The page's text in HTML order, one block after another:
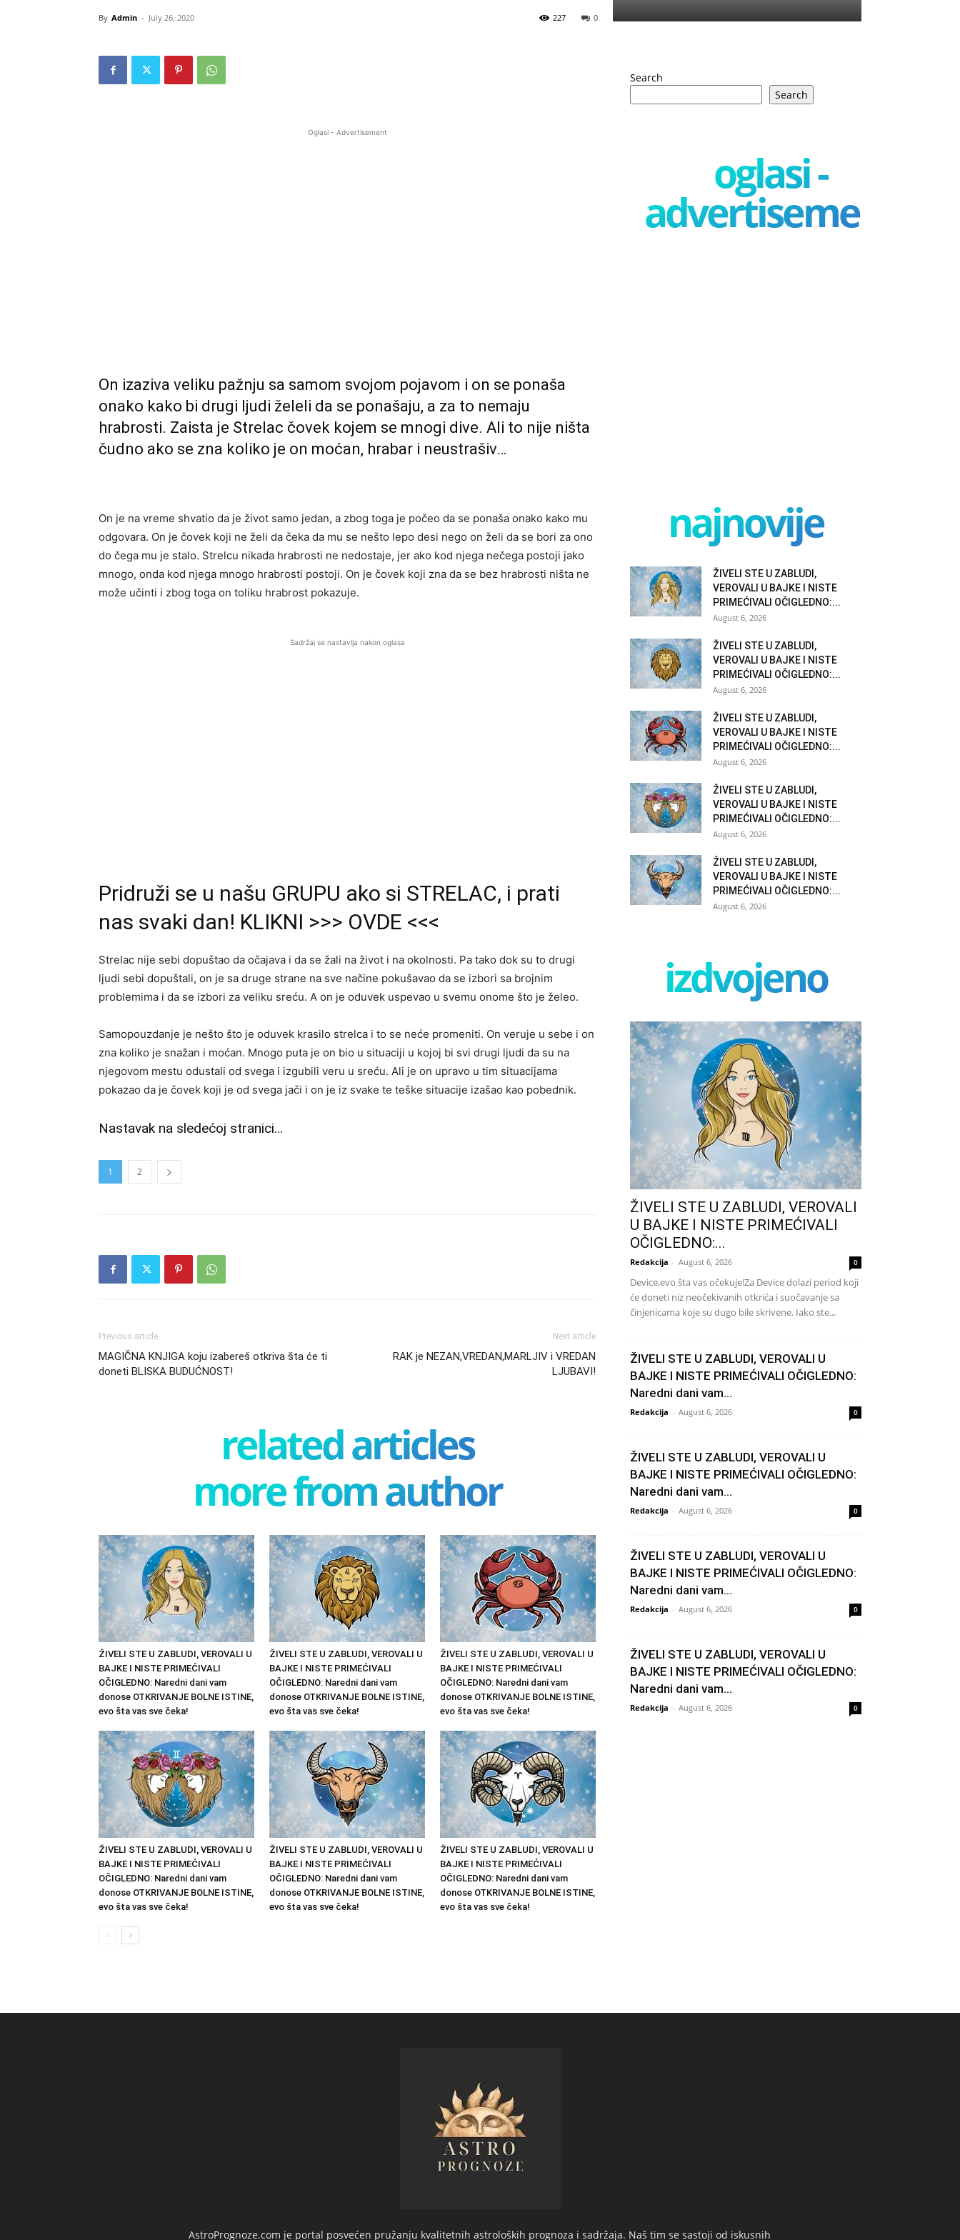
By Admin - July 26, 2020 0
227
Oglasi - Advertisement
On izaziva veliku pažnju sa samom svojom pojavom i on se ponaša
onako kako bi drugi ljudi želeli da se ponašaju, a za to nemaju
hrabrosti. Zaista je Strelac čovek kojem se mnogi dive. Ali to nije ništa
čudno ako se zna koliko je on moćan, hrabar i neustrašiv…
On je na vreme shvatio da je život samo jedan, a zbog toga je počeo da se ponaša onako kako mu
odgovara. On je čovek koji ne želi da čeka da mu se nešto lepo desi nego on želi da se bori za ono
do čega mu je stalo. Strelcu nikada hrabrosti ne nedostaje, jer ako kod njega nečega postoji jako
mnogo, onda kod njega mnogo hrabrosti postoji. On je čovek koji zna da se bez hrabrosti ništa ne
može učinti i zbog toga on toliku hrabrost pokazuje.
Sadržaj se nastavlja nakon oglasa
Pridruži se u našu GRUPU ako si STRELAC, i prati
nas svaki dan! KLIKNI >>> OVDE <<<
Strelac nije sebi dopuštao da očajava i da se žali na život i na okolnosti. Pa tako dok su to drugi
ljudi sebi dopuštali, on je sa druge strane na sve načine pokušavao da se izbori sa brojnim
problemima i da se izbori za veliku sreću. A on je oduvek uspevao u svemu onome što je želeo.
Samopouzdanje je nešto što je oduvek krasilo strelca i to se neće promeniti. On veruje u sebe i on
zna koliko je snažan i moćan. Mnogo puta je on bio u situaciji u kojoj bi svi drugi ljudi da su na
njegovom mestu odustali od svega i izgubili veru u sreću. Ali je on upravo u tim situacijama
pokazao da je čovek koji je od svega jači i on je iz svake te teške situacije izašao kao pobednik.
Nastavak na sledećoj stranici…
1 2
Previous article
MAGIČNA KNJIGA koju izabereš otkriva šta će ti
doneti BLISKA BUDUĆNOST!
Next article
RAK je NEZAN,VREDAN,MARLJIV i VREDAN
LJUBAVI!
related articles
more from author
ŽIVELI STE U ZABLUDI, VEROVALI U
BAJKE I NISTE PRIMEĆIVALI
OČIGLEDNO: Naredni dani vam
donose OTKRIVANJE BOLNE ISTINE,
evo šta vas sve čeka!
ŽIVELI STE U ZABLUDI, VEROVALI U
BAJKE I NISTE PRIMEĆIVALI
OČIGLEDNO: Naredni dani vam
donose OTKRIVANJE BOLNE ISTINE,
evo šta vas sve čeka!
ŽIVELI STE U ZABLUDI, VEROVALI U
BAJKE I NISTE PRIMEĆIVALI
OČIGLEDNO: Naredni dani vam
donose OTKRIVANJE BOLNE ISTINE,
evo šta vas sve čeka!
ŽIVELI STE U ZABLUDI, VEROVALI U
BAJKE I NISTE PRIMEĆIVALI
OČIGLEDNO: Naredni dani vam
donose OTKRIVANJE BOLNE ISTINE,
evo šta vas sve čeka!
ŽIVELI STE U ZABLUDI, VEROVALI U
BAJKE I NISTE PRIMEĆIVALI
OČIGLEDNO: Naredni dani vam
donose OTKRIVANJE BOLNE ISTINE,
evo šta vas sve čeka!
ŽIVELI STE U ZABLUDI, VEROVALI U
BAJKE I NISTE PRIMEĆIVALI
OČIGLEDNO: Naredni dani vam
donose OTKRIVANJE BOLNE ISTINE,
evo šta vas sve čeka!
Search
Search
oglasi -
advertisement
najnovije
ŽIVELI STE U ZABLUDI,
VEROVALI U BAJKE I NISTE
PRIMEĆIVALI OČIGLEDNO:...
August 6, 2026
ŽIVELI STE U ZABLUDI,
VEROVALI U BAJKE I NISTE
PRIMEĆIVALI OČIGLEDNO:...
August 6, 2026
ŽIVELI STE U ZABLUDI,
VEROVALI U BAJKE I NISTE
PRIMEĆIVALI OČIGLEDNO:...
August 6, 2026
ŽIVELI STE U ZABLUDI,
VEROVALI U BAJKE I NISTE
PRIMEĆIVALI OČIGLEDNO:...
August 6, 2026
ŽIVELI STE U ZABLUDI,
VEROVALI U BAJKE I NISTE
PRIMEĆIVALI OČIGLEDNO:...
August 6, 2026
izdvojeno
ŽIVELI STE U ZABLUDI, VEROVALI
U BAJKE I NISTE PRIMEĆIVALI
OČIGLEDNO:...
Redakcija - August 6, 2026 0
Device,evo šta vas očekuje!Za Device dolazi period koji
će doneti niz neočekivanih otkrića i suočavanje sa
činjenicama koje su dugo bile skrivene. Iako ste...
ŽIVELI STE U ZABLUDI, VEROVALI U
BAJKE I NISTE PRIMEĆIVALI OČIGLEDNO:
Naredni dani vam...
Redakcija - August 6, 2026 0
ŽIVELI STE U ZABLUDI, VEROVALI U
BAJKE I NISTE PRIMEĆIVALI OČIGLEDNO:
Naredni dani vam...
Redakcija - August 6, 2026 0
ŽIVELI STE U ZABLUDI, VEROVALI U
BAJKE I NISTE PRIMEĆIVALI OČIGLEDNO:
Naredni dani vam...
Redakcija - August 6, 2026 0
ŽIVELI STE U ZABLUDI, VEROVALI U
BAJKE I NISTE PRIMEĆIVALI OČIGLEDNO:
Naredni dani vam...
Redakcija - August 6, 2026 0
AstroPrognoze.com je portal posvećen pružanju kvalitetnih astroloških prognoza i sadržaja. Naš tim se sastoji od iskusnih